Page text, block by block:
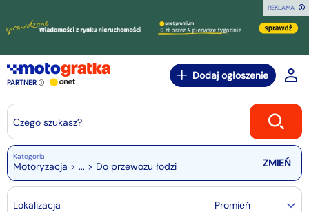
REKLAMA
PARTNER
Dodaj ogłoszenie
Czego szukasz?
Kategoria
Motoryzacja > ... > Do przewozu łodzi
Lokalizacja Promień